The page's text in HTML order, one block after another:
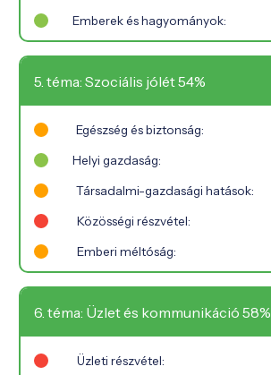
Emberek és hagyományok:
5. téma: Szociális jólét 54%
Egészség és biztonság:
Helyi gazdaság:
Társadalmi-gazdasági hatások:
Közösségi részvétel:
Emberi méltóság:
6. téma: Üzlet és kommunikáció 58%
Üzleti részvétel: